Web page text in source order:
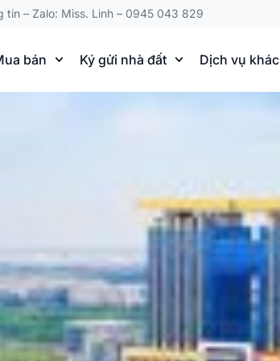
tin – Zalo: Miss. Linh – 0945 043 829
bán Ký gửi nhà đất Dịch vụ khác